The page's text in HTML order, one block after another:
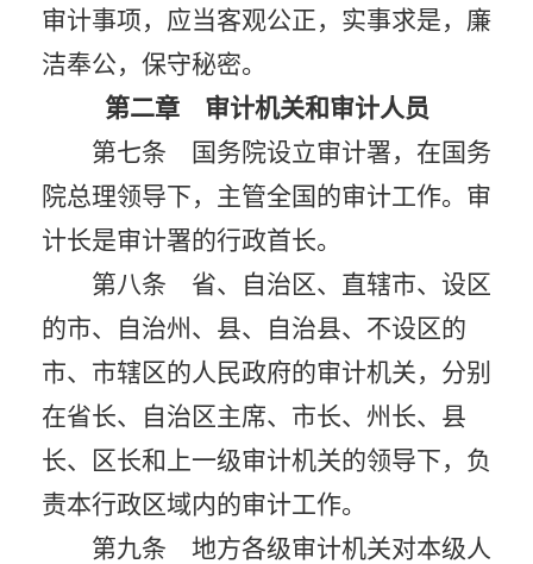
审计事项，应当客观公正，实事求是，廉
洁奉公，保守秘密。
第二章 审计机关和审计人员
第七条 国务院设立审计署，在国务
院总理领导下，主管全国的审计工作。审
计长是审计署的行政首长。
第八条 省、自治区、直辖市、设区
的市、自治州、县、自治县、不设区的
市、市辖区的人民政府的审计机关，分别
在省长、自治区主席、市长、州长、县
长、区长和上一级审计机关的领导下，负
责本行政区域内的审计工作。
第九条 地方各级审计机关对本级人